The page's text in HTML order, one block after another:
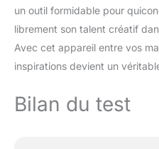
un outil formidable pour
librement son talent créatif
Avec cet appareil entre vos
inspirations devient un
Bilan du test